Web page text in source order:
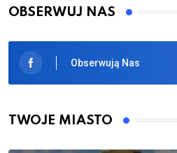
OBSERWUJ NAS
Obserwują Nas
TWOJE MIASTO